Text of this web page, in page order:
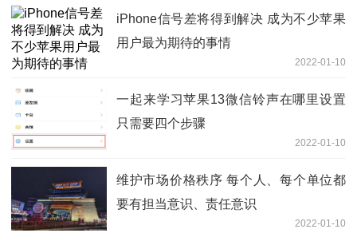
iPhone信号差将得到解决 成为不少苹果
用户最为期待的事情
2022-01-10
一起来学习苹果13微信铃声在哪里设置
只需要四个步骤
2022-01-10
维护市场价格秩序 每个人、每个单位都
要有担当意识、责任意识
2022-01-10